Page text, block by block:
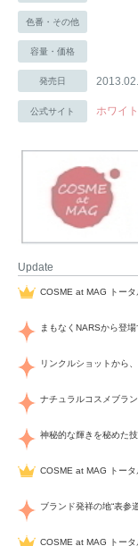
色番・その他
容量・価格
発売日
公式サイト ホワイ
Update
COSME at MAG トー
COSME at MAG トー
COSME at MAG トー